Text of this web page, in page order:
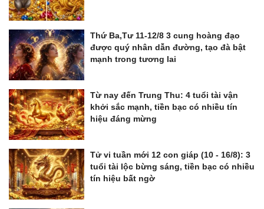
Thứ Ba,Tư 11-12/8 3 cung hoàng đạo
được quý nhân dẫn đường, tạo đà bật
mạnh trong tương lai
Từ nay đến Trung Thu: 4 tuổi tài vận
khởi sắc mạnh, tiền bạc có nhiều tín
hiệu đáng mừng
Tử vi tuần mới 12 con giáp (10 - 16/8): 3
tuổi tài lộc bừng sáng, tiền bạc có nhiều
tín hiệu bất ngờ